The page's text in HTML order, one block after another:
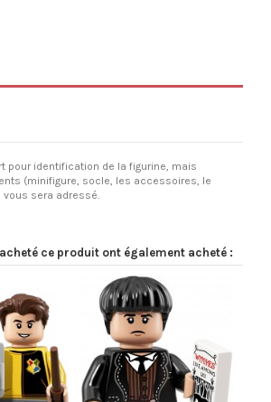
pour identification de la figurine, mais
(minifigure, socle, les accessoires, le
sera adressé.
ce produit ont également acheté :